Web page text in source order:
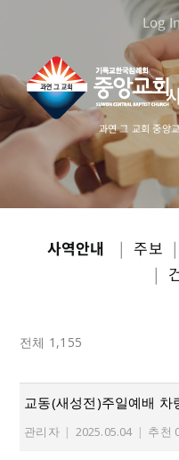
로
건
너
뛰
Log
과연 그 교회 중앙
사역안내 | 주보 |
|
전체 1,155
교동(새성전)주일예배 차
관리자 | 2025.05.04 | 추천